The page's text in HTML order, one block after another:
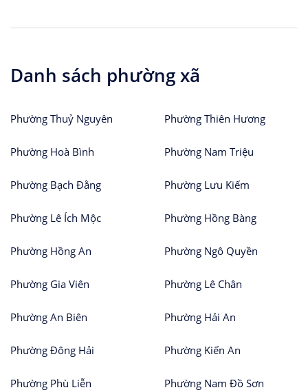
Danh sách phường xã
Phường Thuỷ Nguyên Phường Thiên Hương
Phường Hoà Bình Phường Nam Triệu
Phường Bạch Đằng Phường Lưu Kiếm
Phường Lê Ích Mộc Phường Hồng Bàng
Phường Hồng An Phường Ngô Quyền
Phường Gia Viên Phường Lê Chân
Phường An Biên Phường Hải An
Phường Đông Hải Phường Kiến An
Phường Phù Liễn Phường Nam Đồ Sơn